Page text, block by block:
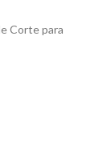
Corte para